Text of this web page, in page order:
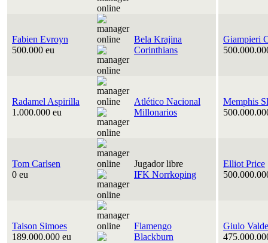
Fabien Evroyn
500.000 eu
Bela Krajina
Corinthians
Giampieri
Radamel Aspirilla
1.000.000 eu
Atlético Nacional
Millonarios
Memphis
Tom Carlsen
0 eu
Jugador libre
IFK Norrkoping
Elliot Price
Taison Simoes
189.000.000 eu
Flamengo
Blackburn
Giulo